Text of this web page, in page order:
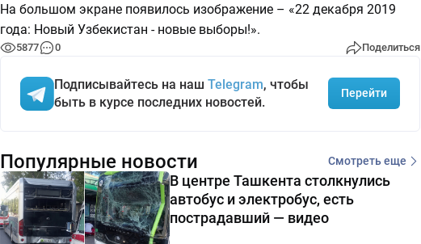
На большом экране появилось изображение – «22 декабря 2019
года: Новый Узбекистан - новые выборы!».
5877 0 Поделиться
Подписывайтесь на наш Telegram, чтобы
быть в курсе последних новостей.
Перейти
Популярные новости Смотреть еще
В центре Ташкента столкнулись
автобус и электробус, есть
пострадавший — видео